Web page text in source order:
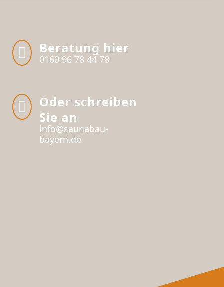
 Beratung hier
0160 96 78 44 78‬

Oder schreiben
Sie an
info@saunabau-
bayern.de